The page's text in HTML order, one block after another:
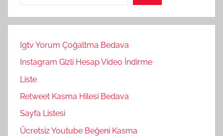
Igtv Yorum Çoğaltma Bedava
Instagram Gizli Hesap Video İndirme
Liste
Retweet Kasma Hilesi Bedava
Sayfa Listesi
Ücretsiz Youtube Beğeni Kasma